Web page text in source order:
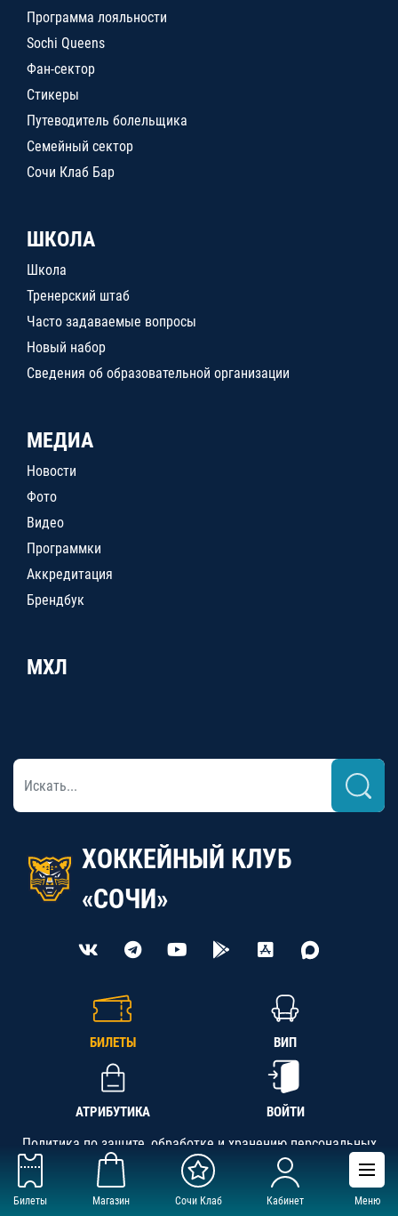
Билеты Магазин Сочи Клаб Кабинет Меню
Программа лояльности
Sochi Queens
Фан-сектор
Стикеры
Путеводитель болельщика
Семейный сектор
Сочи Клаб Бар
ШКОЛА
Школа
Тренерский штаб
Часто задаваемые вопросы
Новый набор
Сведения об образовательной организации
МЕДИА
Новости
Фото
Видео
Программки
Аккредитация
Брендбук
МХЛ
ХОККЕЙНЫЙ КЛУБ
«СОЧИ»
БИЛЕТЫ ВИП
АТРИБУТИКА ВОЙТИ
Политика по защите, обработке и хранению персональных
данных
АНО «СК «Кубань-Регион», ОГРН 1142300002349,